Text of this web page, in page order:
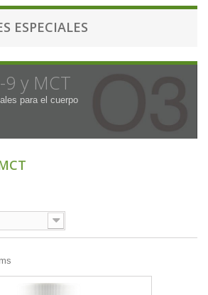
ESPECIALES
y MCT
para el cuerpo